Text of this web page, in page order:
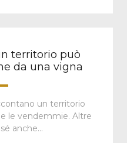
territorio può
da una vigna
un territorio
le vendemmie. Altre
anche…